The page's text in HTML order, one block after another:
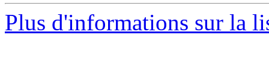
Plus d'informations sur la